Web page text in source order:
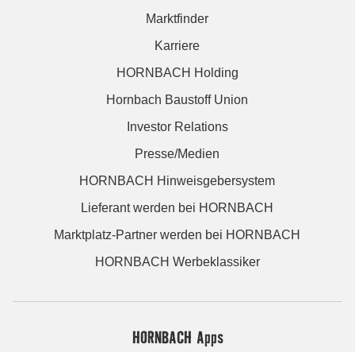
Marktfinder
Karriere
HORNBACH Holding
Hornbach Baustoff Union
Investor Relations
Presse/Medien
HORNBACH Hinweisgebersystem
Lieferant werden bei HORNBACH
Marktplatz-Partner werden bei HORNBACH
HORNBACH Werbeklassiker
HORNBACH Apps